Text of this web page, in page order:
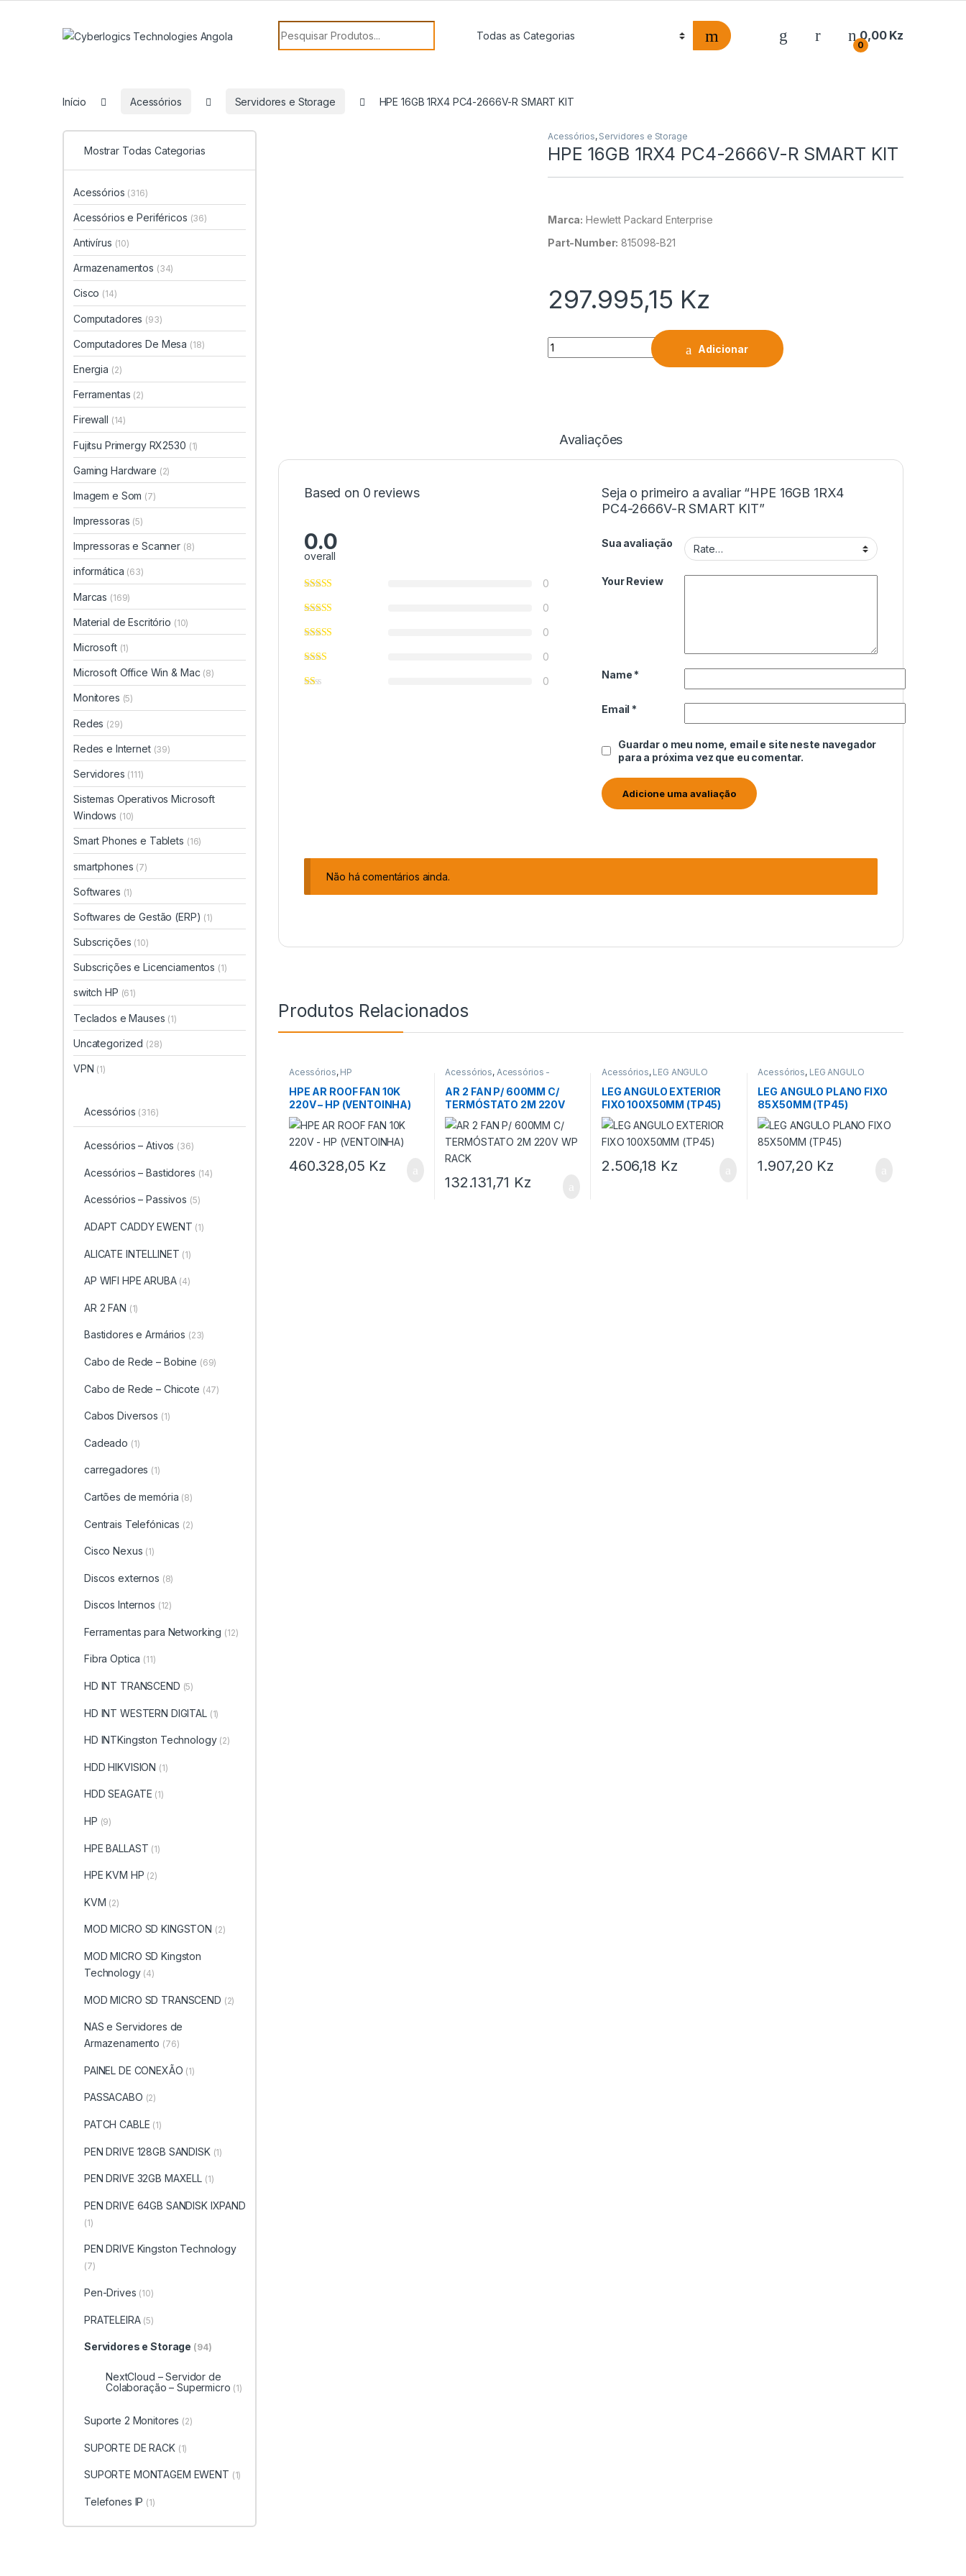
Search for:
0
0,00 Kz
Início Acessórios Servidores e Storage HPE 16GB 1RX4 PC4-2666V-R SMART KIT
Acessórios, Servidores e Storage
HPE 16GB 1RX4 PC4-2666V-R SMART KIT
Marca: Hewlett Packard Enterprise
Part-Number: 815098-B21
297.995,15 Kz
Quantidade
Adicionar
Avaliações
Based on 0 reviews
0.0
overall
0
0
0
0
0
Seja o primeiro a avaliar “HPE 16GB 1RX4
PC4-2666V-R SMART KIT”
Sua avaliação
Your Review
Name *
Email *
Guardar o meu nome, email e site neste navegador
para a próxima vez que eu comentar.
Não há comentários ainda.
Produtos Relacionados
Acessórios, HP
HPE AR ROOF FAN 10K
220V – HP (VENTOINHA)
460.328,05 Kz
Acessórios, Acessórios -
,
AR 2 FAN P/ 600MM C/
TERMÓSTATO 2M 220V
WP RACK
132.131,71 Kz
Acessórios, LEG ANGULO
LEG ANGULO EXTERIOR
FIXO 100X50MM (TP45)
2.506,18 Kz
Acessórios, LEG ANGULO
LEG ANGULO PLANO FIXO
85X50MM (TP45)
1.907,20 Kz
Mostrar Todas Categorias
Acessórios (316)
Acessórios e Periféricos (36)
Antivírus (10)
Armazenamentos (34)
Cisco (14)
Computadores (93)
Computadores De Mesa (18)
Energia (2)
Ferramentas (2)
Firewall (14)
Fujitsu Primergy RX2530 (1)
Gaming Hardware (2)
Imagem e Som (7)
Impressoras (5)
Impressoras e Scanner (8)
informática (63)
Marcas (169)
Material de Escritório (10)
Microsoft (1)
Microsoft Office Win & Mac (8)
Monitores (5)
Redes (29)
Redes e Internet (39)
Servidores (111)
Sistemas Operativos Microsoft
Windows (10)
Smart Phones e Tablets (16)
smartphones (7)
Softwares (1)
Softwares de Gestão (ERP) (1)
Subscrições (10)
Subscrições e Licenciamentos (1)
switch HP (61)
Teclados e Mauses (1)
Uncategorized (28)
VPN (1)
Acessórios (316)
Acessórios – Ativos (36)
Acessórios – Bastidores (14)
Acessórios – Passivos (5)
ADAPT CADDY EWENT (1)
ALICATE INTELLINET (1)
AP WIFI HPE ARUBA (4)
AR 2 FAN (1)
Bastidores e Armários (23)
Cabo de Rede – Bobine (69)
Cabo de Rede – Chicote (47)
Cabos Diversos (1)
Cadeado (1)
carregadores (1)
Cartões de memória (8)
Centrais Telefónicas (2)
Cisco Nexus (1)
Discos externos (8)
Discos Internos (12)
Ferramentas para Networking (12)
Fibra Optica (11)
HD INT TRANSCEND (5)
HD INT WESTERN DIGITAL (1)
HD INTKingston Technology (2)
HDD HIKVISION (1)
HDD SEAGATE (1)
HP (9)
HPE BALLAST (1)
HPE KVM HP (2)
KVM (2)
MOD MICRO SD KINGSTON (2)
MOD MICRO SD Kingston
Technology (4)
MOD MICRO SD TRANSCEND (2)
NAS e Servidores de
Armazenamento (76)
PAINEL DE CONEXÃO (1)
PASSACABO (2)
PATCH CABLE (1)
PEN DRIVE 128GB SANDISK (1)
PEN DRIVE 32GB MAXELL (1)
PEN DRIVE 64GB SANDISK IXPAND
(1)
PEN DRIVE Kingston Technology
(7)
Pen-Drives (10)
PRATELEIRA (5)
Servidores e Storage (94)
NextCloud – Servidor de
Colaboração – Supermicro (1)
Suporte 2 Monitores (2)
SUPORTE DE RACK (1)
SUPORTE MONTAGEM EWENT (1)
Telefones IP (1)